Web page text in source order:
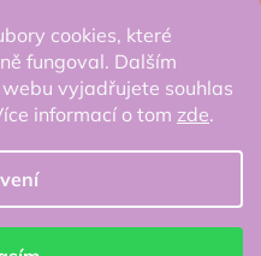
cookies, které
fungoval. Dalším
vyjadřujete souhlas
informací o tom zde.
- Všechna práva